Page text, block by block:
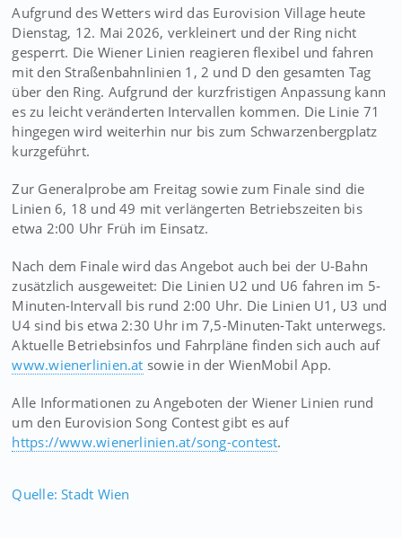
Aufgrund des Wetters wird das Eurovision Village heute
Dienstag, 12. Mai 2026, verkleinert und der Ring nicht
gesperrt. Die Wiener Linien reagieren flexibel und fahren
mit den Straßenbahnlinien 1, 2 und D den gesamten Tag
über den Ring. Aufgrund der kurzfristigen Anpassung kann
es zu leicht veränderten Intervallen kommen. Die Linie 71
hingegen wird weiterhin nur bis zum Schwarzenbergplatz
kurzgeführt.
Zur Generalprobe am Freitag sowie zum Finale sind die
Linien 6, 18 und 49 mit verlängerten Betriebszeiten bis
etwa 2:00 Uhr Früh im Einsatz.
Nach dem Finale wird das Angebot auch bei der U-Bahn
zusätzlich ausgeweitet: Die Linien U2 und U6 fahren im 5-
Minuten-Intervall bis rund 2:00 Uhr. Die Linien U1, U3 und
U4 sind bis etwa 2:30 Uhr im 7,5-Minuten-Takt unterwegs.
Aktuelle Betriebsinfos und Fahrpläne finden sich auch auf
www.wienerlinien.at sowie in der WienMobil App.
Alle Informationen zu Angeboten der Wiener Linien rund
um den Eurovision Song Contest gibt es auf
https://www.wienerlinien.at/song-contest.
Quelle: Stadt Wien